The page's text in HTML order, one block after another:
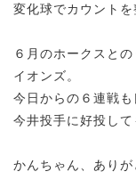
変化球でカウントを
６月のホークスと
イオンズ。
今日からの６連戦も
今井投手に好投して
かんちゃん、ありが